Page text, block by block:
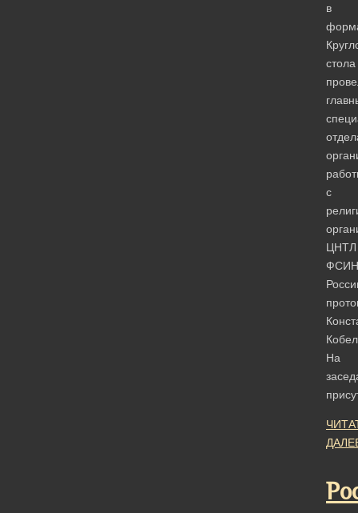
в
стола
с
ЦНТЛ
ФСИН
На